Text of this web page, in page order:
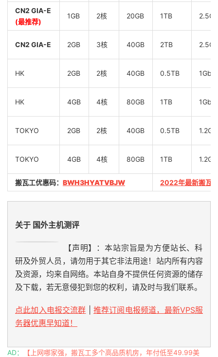
CN2 GIA-E
(最推荐)
1GB 2核 20GB 1TB
CN2 GIA-E 2GB 3核 40GB 2TB
HK 2GB 2核 40GB 0.5TB
HK 4GB 4核 80GB 1TB
TOKYO 2GB 2核 40GB 0.5TB
TOKYO 4GB 4核 80GB 1TB
搬瓦工优惠码： BWH3HYATVBJW 2022年最新搬瓦
关于 国外主机测评
【声明】：本站宗旨是为方便站长、科
研及外贸人员，请勿用于其它非法用途！站内所有内容
及资源，均来自网络。本站自身不提供任何资源的储存
及下载，若无意侵犯到您的权利，请及时与我们联系。
点此加入电报交流群
推荐订阅电报频道，最新VPS服
务器优惠早知道！
AD：
【上网哪家强，搬瓦工多个高品质机房，年付低至49.99美